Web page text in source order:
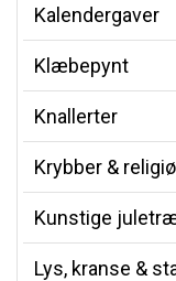
Kalendergaver
Klæbepynt
Knallerter
Krybber &
Kunstige
Lys, kranse &